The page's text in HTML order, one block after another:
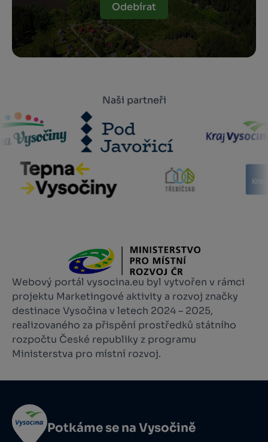
Odebírat
Naši partneři
Webový portál vysocina.eu byl vytvořen v rámci
projektu Marketingové aktivity a rozvoj značky
destinace Vysočina v letech 2024 – 2025,
realizovaného za přispění prostředků státního
rozpočtu České republiky z programu
Ministerstva pro místní rozvoj.
Potkáme se na Vysočině